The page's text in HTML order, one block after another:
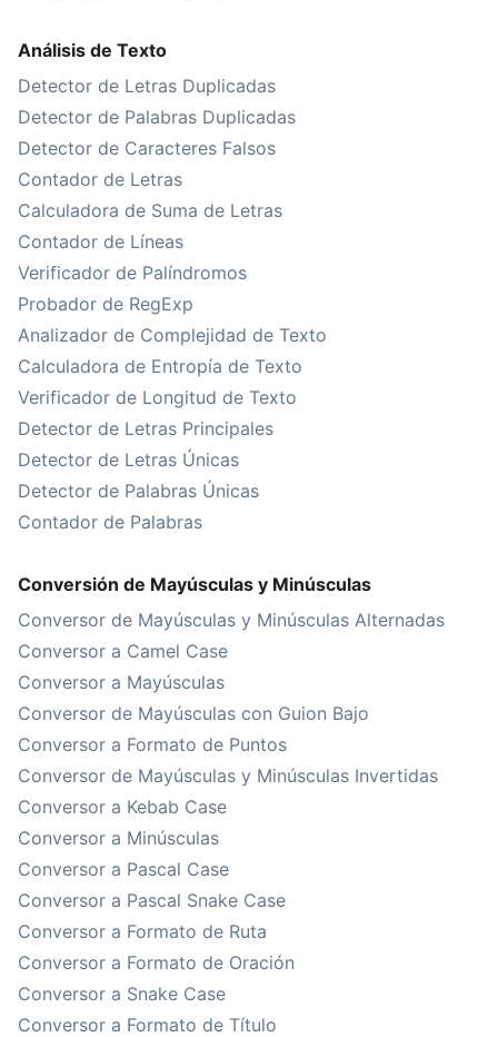
Análisis de Texto
Detector de Letras Duplicadas
Detector de Palabras Duplicadas
Detector de Caracteres Falsos
Contador de Letras
Calculadora de Suma de Letras
Contador de Líneas
Verificador de Palíndromos
Probador de RegExp
Analizador de Complejidad de Texto
Calculadora de Entropía de Texto
Verificador de Longitud de Texto
Detector de Letras Principales
Detector de Letras Únicas
Detector de Palabras Únicas
Contador de Palabras
Conversión de Mayúsculas y Minúsculas
Conversor de Mayúsculas y Minúsculas Alternadas
Conversor a Camel Case
Conversor a Mayúsculas
Conversor de Mayúsculas con Guion Bajo
Conversor a Formato de Puntos
Conversor de Mayúsculas y Minúsculas Invertidas
Conversor a Kebab Case
Conversor a Minúsculas
Conversor a Pascal Case
Conversor a Pascal Snake Case
Conversor a Formato de Ruta
Conversor a Formato de Oración
Conversor a Snake Case
Conversor a Formato de Título